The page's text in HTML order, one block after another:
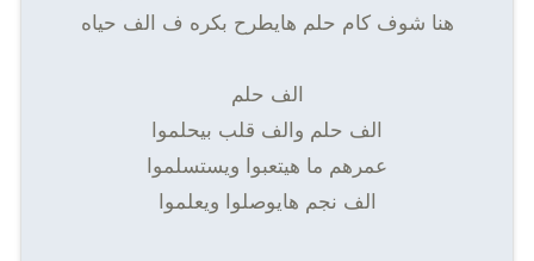
هنا شوف كام حلم هايطرح بكره ف الف حياه
الف حلم
الف حلم والف قلب بيحلموا
عمرهم ما هيتعبوا ويستسلموا
الف نجم هايوصلوا ويعلموا